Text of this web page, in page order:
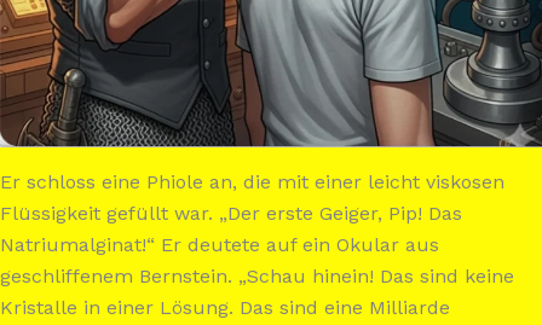
Er schloss eine Phiole an, die mit einer leicht viskosen
Flüssigkeit gefüllt war. „Der erste Geiger, Pip! Das
Natriumalginat!“ Er deutete auf ein Okular aus
geschliffenem Bernstein. „Schau hinein! Das sind keine
Kristalle in einer Lösung. Das sind eine Milliarde